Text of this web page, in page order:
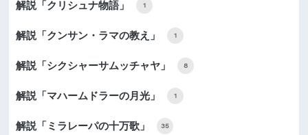
解説「クリシュナ物語」 1
解説「クンサン・ラマの教え」 1
解説「シクシャーサムッチャヤ」 8
解説「マハームドラーの月光」 1
解説「ミラレーパの十万歌」 35